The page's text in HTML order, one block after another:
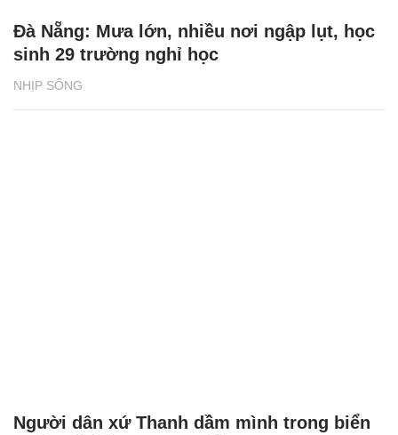
NHỊP SỐNG
Đà Nẵng: Mưa lớn, nhiều nơi ngập lụt, học
sinh 29 trường nghỉ học
Người dân xứ Thanh dầm mình trong biển